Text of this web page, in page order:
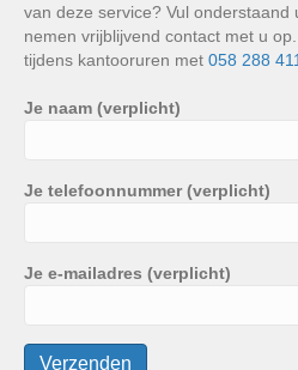
van deze service? Vul onderstaand
nemen vrijblijvend contact met u
tijdens kantooruren met 058 288
Je naam (verplicht)
Je telefoonnummer (verplicht)
Je e-mailadres (verplicht)